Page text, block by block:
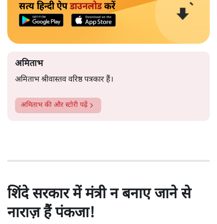
सत्य हिन्दी ऐपडाउनलोडकरें
अमिताभ
अमिताभ श्रीवास्तव वरिष्ठ पत्रकार हैं।
अमिताभ की और स्टोरी पढ़ें
शिंदे सरकार में मंत्री न बनाए जाने से
नाराज़ हैं पंकजा!